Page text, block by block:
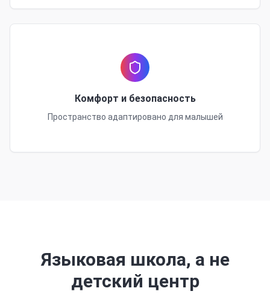
Комфорт и безопасность
Пространство адаптировано для малышей
Языковая школа, а не
детский центр